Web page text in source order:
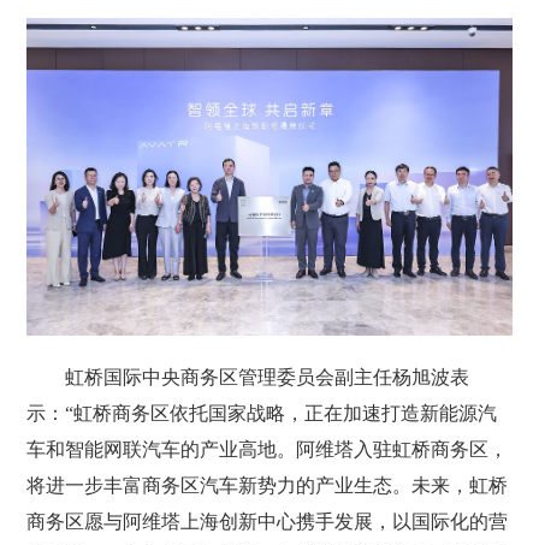
虹桥国际中央商务区管理委员会副主任杨旭波表
示：“虹桥商务区依托国家战略，正在加速打造新能源汽
车和智能网联汽车的产业高地。阿维塔入驻虹桥商务区，
将进一步丰富商务区汽车新势力的产业生态。未来，虹桥
商务区愿与阿维塔上海创新中心携手发展，以国际化的营